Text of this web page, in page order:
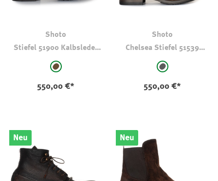
Shoto
Stiefel 51900 Kalbsleder
auswählen
braun
550,00 €*
Shoto
Chelsea Stiefel 51539
auswählen
anthrazit
550,00 €*
Neu Neu